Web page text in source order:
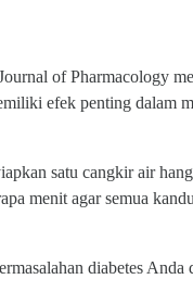
of Pharmacology
efek penting dalam
satu cangkir air
menit agar semua
diabetes Anda